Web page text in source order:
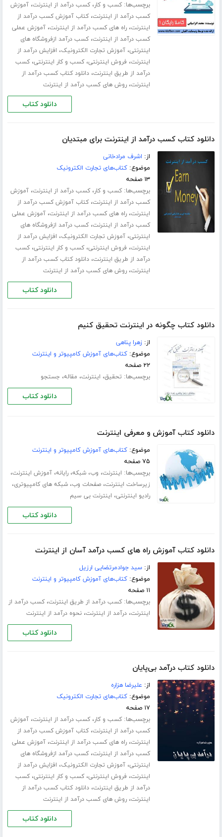
برچسب‌ها:کسب و کار،کسب درآمد از اینترنت،آموزش
کسب درآمد از اینترنت،کتاب آموزش کسب درآمد از
اینترنت،راه های کسب درآمد از اینترنت،آموزش عملی
کسب درآمد از اینترنت،کسب درآمد ازفروشگاه های
اینترنتی،آموزش تجارت الکترونیک، افزایش درآمد از
اینترنت، فروش اینترنتی،کسب و کار اینترنتی،کسب
درآمد از طریق اینترنت،دانلود کتاب کسب درآمد از
اینترنت،روش های کسب درآمد از اینترنت
دانلود کتاب
دانلود کتاب کسب درآمد از اینترنت برای مبتدیان
از: اشرف مرادخانی
موضوع:کتاب‌های تجارت الکترونیک
۱۳ صفحه
برچسب‌ها:کسب و کار،کسب درآمد از اینترنت،آموزش
کسب درآمد از اینترنت،کتاب آموزش کسب درآمد از
اینترنت،راه های کسب درآمد از اینترنت،آموزش عملی
کسب درآمد از اینترنت،کسب درآمد ازفروشگاه های
اینترنتی،آموزش تجارت الکترونیک، افزایش درآمد از
اینترنت، فروش اینترنتی،کسب و کار اینترنتی،کسب
درآمد از طریق اینترنت،دانلود کتاب کسب درآمد از
اینترنت،روش های کسب درآمد از اینترنت
دانلود کتاب
دانلود کتاب چگونه در اینترنت تحقیق کنیم
از:زهرا پناهی
موضوع:کتاب‌های آموزش کامپیوتر و اینترنت
۲۲ صفحه
برچسب‌ها: تحقیق، اینترنت، مقاله، جستجو
دانلود کتاب
دانلود کتاب آموزش و معرفی اینترنت
موضوع:کتاب‌های آموزش کامپیوتر و اینترنت
۷۵ صفحه
برچسب‌ها: اینترنت، وب،شبکه،رایانه،آموزش اینترنت،
زیرساخت اینترنت،صفحات وب،شبکه های کامپیوتری،
رادیو اینترنتی، اینترنت بی سیم
دانلود کتاب
دانلود کتاب آموزش راه های کسب درآمد آسان از اینترنت
از:سید جوادمرتضایی ارزیل
موضوع:کتاب‌های آموزش کامپیوتر و اینترنت
۱۱ صفحه
برچسب‌ها:کسب درآمد از طریق اینترنت،کسب درآمد از
اینترنت،درآمد از اینترنت،نحوه درآمد از اینترنت
دانلود کتاب
دانلود کتاب درآمد بی‌پایان
از: علیرضا هزاره
موضوع:کتاب‌های تجارت الکترونیک
۱۷ صفحه
برچسب‌ها:کسب و کار،کسب درآمد از اینترنت،آموزش
کسب درآمد از اینترنت،کتاب آموزش کسب درآمد از
اینترنت،راه های کسب درآمد از اینترنت،آموزش عملی
کسب درآمد از اینترنت،کسب درآمد ازفروشگاه های
اینترنتی،آموزش تجارت الکترونیک، افزایش درآمد از
اینترنت، فروش اینترنتی،کسب و کار اینترنتی،کسب
درآمد از طریق اینترنت،دانلود کتاب کسب درآمد از
اینترنت،روش های کسب درآمد از اینترنت
دانلود کتاب